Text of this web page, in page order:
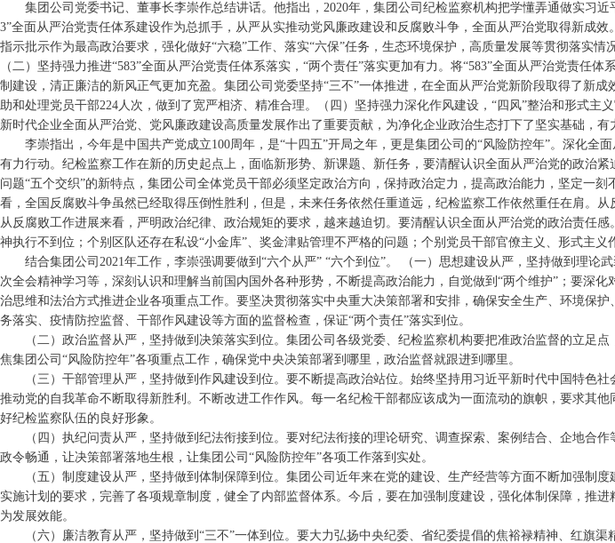
集团公司党委书记、董事长李崇作总结讲话。他指出，2020年，集团公司纪检监察机构把学懂弄通做实习
3”全面从严治党责任体系建设作为总抓手，从严从实推动党风廉政建设和反腐败斗争，全面从严治党取得新成
指示批示作为最高政治要求，强化做好“六稳”工作、落实“六保”任务，生态环境保护，高质量发展等贯彻落实
（二）坚持强力推进“583”全面从严治党责任体系落实，“两个责任”落实更加有力。将“583”全面从严治党责
制建设，清正廉洁的新风正气更加充盈。集团公司党委坚持“三不”一体推进，在全面从严治党新阶段取得了新
助和处理党员干部224人次，做到了宽严相济、精准合理。（四）坚持强力深化作风建设，“四风”整治和形式
新时代企业全面从严治党、党风廉政建设高质量发展作出了重要贡献，为净化企业政治生态打下了坚实基础，有
李崇指出，今年是中国共产党成立100周年，是“十四五”开局之年，更是集团公司的“风险防控年”。深化
有力行动。纪检监察工作在新的历史起点上，面临新形势、新课题、新任务，要清醒认识全面从严治党的政治
问题“五个交织”的新特点，集团公司全体党员干部必须坚定政治方向，保持政治定力，提高政治能力，坚定一
看，全国反腐败斗争虽然已经取得压倒性胜利，但是，未来任务依然任重道远，纪检监察工作依然重任在肩。
从反腐败工作进展来看，严明政治纪律、政治规矩的要求，越来越迫切。要清醒认识全面从严治党的政治责任
神执行不到位；个别区队还存在私设“小金库”、奖金津贴管理不严格的问题；个别党员干部官僚主义、形式主
结合集团公司2021年工作，李崇强调要做到“六个从严” “六个到位”。 （一）思想建设从严，坚持做到理
次全会精神学习等，深刻认识和理解当前国内国外各种形势，不断提高政治能力，自觉做到“两个维护”；要深
治思维和法治方式推进企业各项重点工作。要坚决贯彻落实中央重大决策部署和安排，确保安全生产、环境保
务落实、疫情防控监督、干部作风建设等方面的监督检查，保证“两个责任”落实到位。
（二）政治监督从严，坚持做到决策落实到位。集团公司各级党委、纪检监察机构要把准政治监督的立
焦集团公司“风险防控年”各项重点工作，确保党中央决策部署到哪里，政治监督就跟进到哪里。
（三）干部管理从严，坚持做到作风建设到位。要不断提高政治站位。始终坚持用习近平新时代中国特色
推动党的自我革命不断取得新胜利。不断改进工作作风。每一名纪检干部都应该成为一面流动的旗帜，要求其
好纪检监察队伍的良好形象。
（四）执纪问责从严，坚持做到纪法衔接到位。要对纪法衔接的理论研究、调查探索、案例结合、企地合
政令畅通，让决策部署落地生根，让集团公司“风险防控年”各项工作落到实处。
（五）制度建设从严，坚持做到体制保障到位。集团公司近年来在党的建设、生产经营等方面不断加强
实施计划的要求，完善了各项规章制度，健全了内部监督体系。今后，要在加强制度建设，强化体制保障，推
为发展效能。
（六）廉洁教育从严，坚持做到“三不”一体到位。要大力弘扬中央纪委、省纪委提倡的焦裕禄精神、红旗